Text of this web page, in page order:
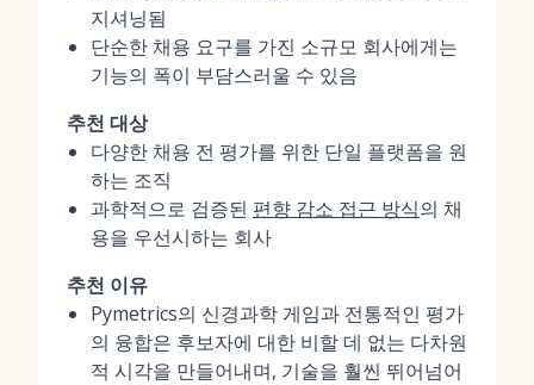
지셔닝됨
단순한 채용 요구를 가진 소규모 회사에게는
기능의 폭이 부담스러울 수 있음
추천 대상
다양한 채용 전 평가를 위한 단일 플랫폼을 원
하는 조직
과학적으로 검증된 편향 감소 접근 방식의 채
용을 우선시하는 회사
추천 이유
Pymetrics의 신경과학 게임과 전통적인 평가
의 융합은 후보자에 대한 비할 데 없는 다차원
적 시각을 만들어내며, 기술을 훨씬 뛰어넘어